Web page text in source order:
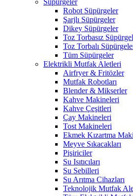
Süpürgeler
Robot Süpürgeler
Şarjlı Süpürgeler
Dikey Süpürgeler
Toz Torbasız
Toz Torbalı
Tüm Süpürgeler
Elektrikli Mutfak Aletleri
Airfryer & Fritözler
Mutfak Robotları
Blender & Mikserler
Kahve Makineleri
Kahve Çeşitleri
Çay Makineleri
Tost Makineleri
Ekmek Kızartma
Meyve Sıkacakları
Pişiriciler
Su Isıtıcıları
Su Sebilleri
Su Arıtma Cihazları
Teknolojik Mutfak